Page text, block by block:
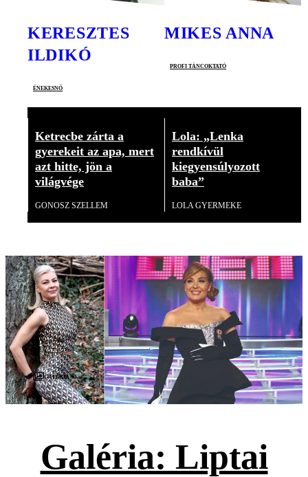
KERESZTES
ILDIKÓ
énekesnő
MIKES ANNA
profi táncoktató
Ketrecbe zárta a
gyerekeit az apa, mert
azt hitte, jön a
világvége
GONOSZ SZELLEM
Lola: „Lenka
rendkívül
kiegyensúlyozott
baba”
LOLA GYERMEKE
Galéria
Galéria: Liptai